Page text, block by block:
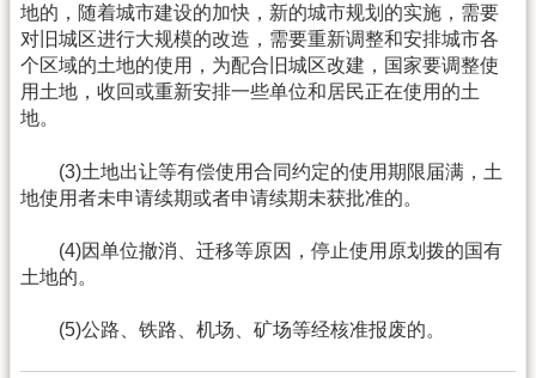
地的，随着城市建设的加快，新的城市规划的实施，需要
对旧城区进行大规模的改造，需要重新调整和安排城市各
个区域的土地的使用，为配合旧城区改建，国家要调整使
用土地，收回或重新安排一些单位和居民正在使用的土
地。
(3)土地出让等有偿使用合同约定的使用期限届满，土
地使用者未申请续期或者申请续期未获批准的。
(4)因单位撤消、迁移等原因，停止使用原划拨的国有
土地的。
(5)公路、铁路、机场、矿场等经核准报废的。